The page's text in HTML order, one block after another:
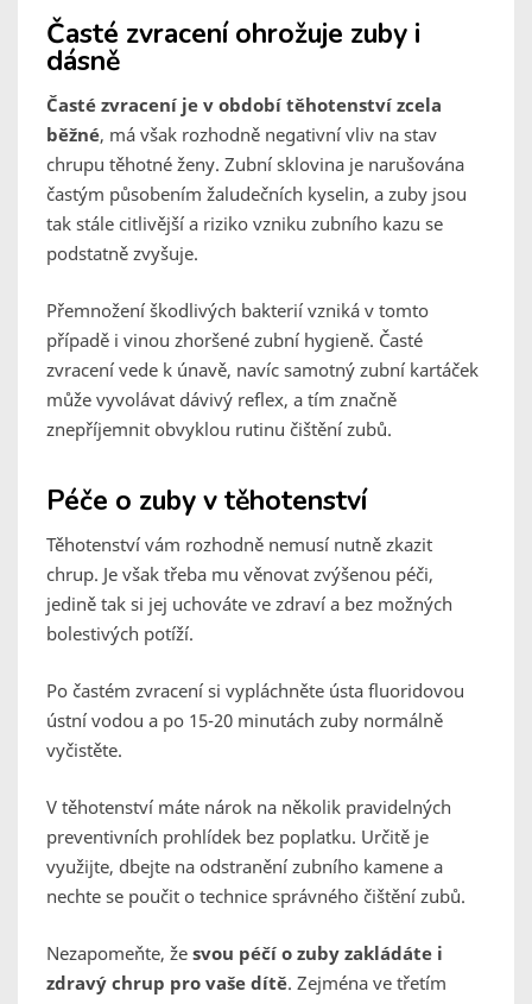
Časté zvracení ohrožuje zuby i
dásně
Časté zvracení je v období těhotenství zcela
běžné, má však rozhodně negativní vliv na stav
chrupu těhotné ženy. Zubní sklovina je narušována
častým působením žaludečních kyselin, a zuby jsou
tak stále citlivější a riziko vzniku zubního kazu se
podstatně zvyšuje.
Přemnožení škodlivých bakterií vzniká v tomto
případě i vinou zhoršené zubní hygieně. Časté
zvracení vede k únavě, navíc samotný zubní kartáček
může vyvolávat dávivý reflex, a tím značně
znepříjemnit obvyklou rutinu čištění zubů.
Péče o zuby v těhotenství
Těhotenství vám rozhodně nemusí nutně zkazit
chrup. Je však třeba mu věnovat zvýšenou péči,
jedině tak si jej uchováte ve zdraví a bez možných
bolestivých potíží.
Po častém zvracení si vypláchněte ústa fluoridovou
ústní vodou a po 15-20 minutách zuby normálně
vyčistěte.
V těhotenství máte nárok na několik pravidelných
preventivních prohlídek bez poplatku. Určitě je
využijte, dbejte na odstranění zubního kamene a
nechte se poučit o technice správného čištění zubů.
Nezapomeňte, že svou péčí o zuby zakládáte i
zdravý chrup pro vaše dítě. Zejména ve třetím